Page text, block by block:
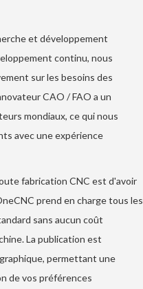
et développement
continu, nous
sur les besoins des
CAO / FAO a un
mondiaux, ce qui nous
avec une expérience
fabrication CNC est d'avoir
prend en charge tous les
sans aucun coût
La publication est
permettant une
de vos préférences